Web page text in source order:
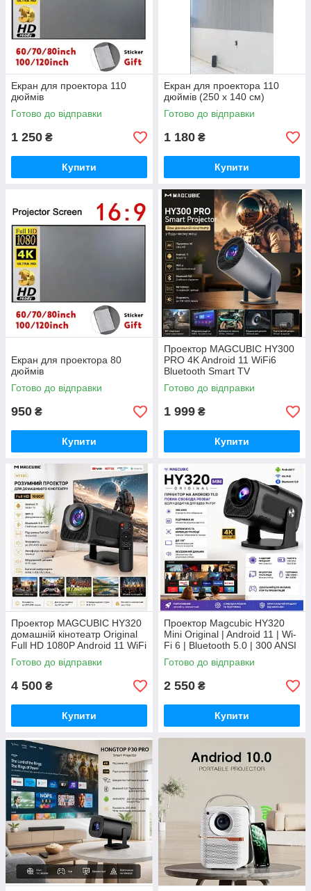
Екран для проектора 110
дюймів
Готово до відправки
1 250 ₴
Купити
Екран для проектора 110
дюймів (250 х 140 см)
Готово до відправки
1 180 ₴
Купити
Екран для проектора 80
дюймів
Готово до відправки
950 ₴
Купити
Проектор MAGCUBIC HY300
PRO 4K Android 11 WiFi6
Bluetooth Smart TV
портативний проектор
Готово до відправки
1 999 ₴
Купити
Проектор MAGCUBIC HY320
домашній кінотеатр Original
Full HD 1080P Android 11 WiFi
6 Bluetooth 5.0 Smart
Projector
Готово до відправки
4 500 ₴
Купити
Проектор Magcubic HY320
Mini Original | Android 11 | Wi-
Fi 6 | Bluetooth 5.0 | 300 ANSI
| Підтримка 4K
Готово до відправки
2 550 ₴
Купити